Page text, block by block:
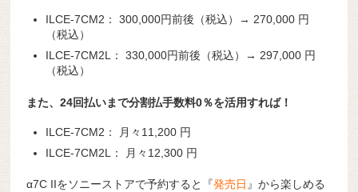
ILCE-7CM2： 300,000円前後（税込）→ 270,000 円
（税込）
ILCE-7CM2L： 330,000円前後（税込）→ 297,000 円
（税込）
また、24回払いまで分割払手数料0％を活用すれば！
ILCE-7CM2： 月々11,200 円
ILCE-7CM2L： 月々12,300 円
α7C IIをソニーストアで予約すると『発売日 』から楽しめる